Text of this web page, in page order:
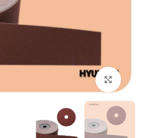
برای بزرگنمایی کلیک کنید